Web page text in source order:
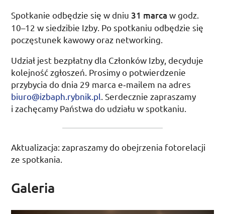
Spotkanie odbędzie się w dniu 31 marca wgodz.
10–12 w siedzibie Izby. Po spotkaniu odbędzie się
poczęstunek kawowy oraz networking
Udział jest bezpłatny dla Członków Izby, decyduje
kolejność zgłoszeń. Prosimy o potwierdzenie
przybycia dodnia 29 marca e‑mailem na adres
biuro@izbaph.rybnik.pl . Serdecznie zapraszamy
i zachęcamy Państwa do udziału w spotkaniu.
Aktualizacja: zapraszamy do obejrzenia fotorelacji
ze spotkania.
Galeria